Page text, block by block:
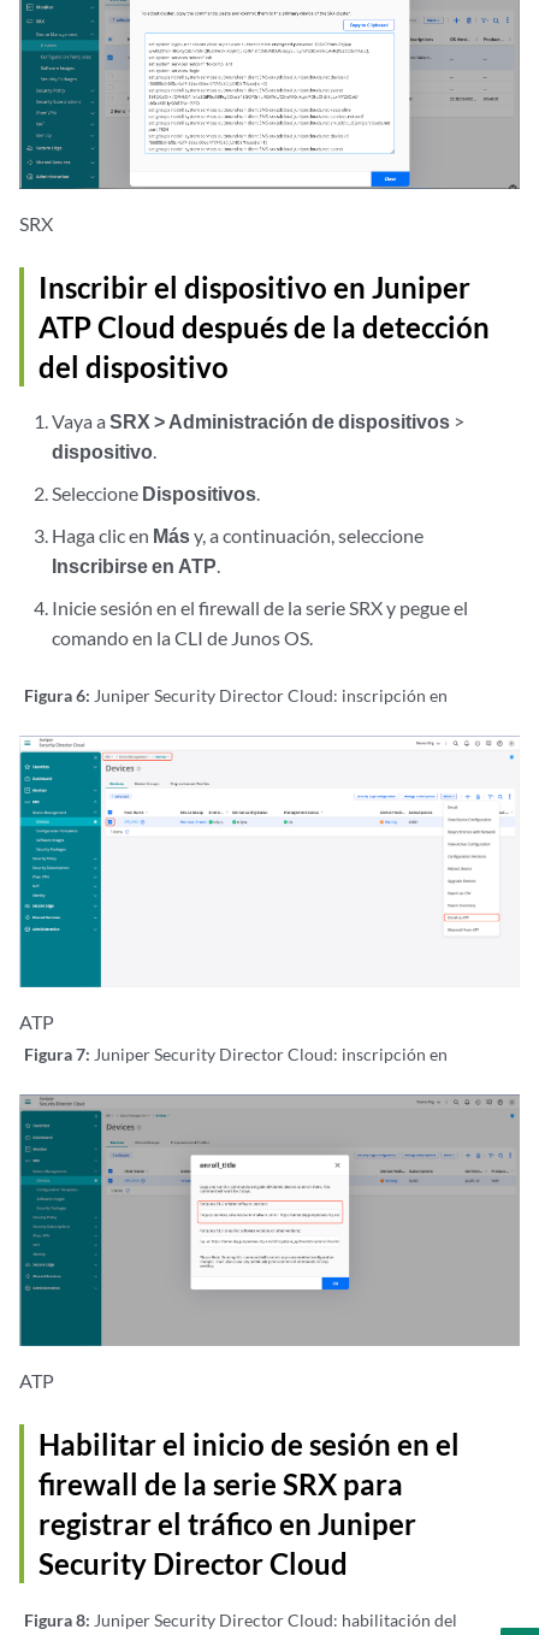
SRX
Inscribir el dispositivo en Juniper
ATP Cloud después de la detección
del dispositivo
Vaya aSRX > Administración de dispositivos >
dispositivo
Seleccione Dispositivos
Haga clic en Másy, a continuación, seleccione
Inscribirse en ATP
Inicie sesión en el firewall de la serie SRX y pegue el
comando en la CLI de Junos OS.
Figura 6: Juniper Security Director Cloud: inscripción en
ATP
Figura 7: Juniper Security Director Cloud: inscripción en
ATP
Habilitar el inicio de sesión en el
firewall de la serie SRX para
registrar el tráfico en Juniper
Security Director Cloud
Figura 8: Juniper Security Director Cloud: habilitación del